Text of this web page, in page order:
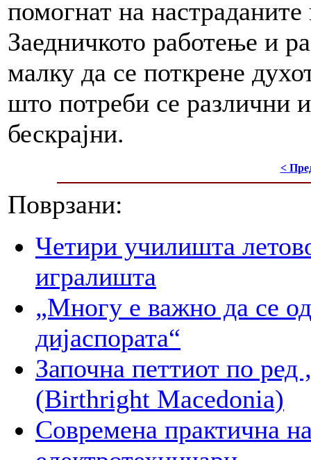
помогнат на
Заедничкото работење и
малку да се поткрене
што потреби се различни
бескрајни.
<
Поврзани:
Четири училишта
игралишта
„Многу е важно да се
дијаспората“
Започна петтиот по
(Birthright Macedonia)
Современа практична